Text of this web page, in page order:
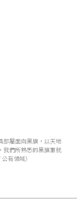
部屬面向黑旗，以天地
我們所熟悉的黑旗軍就
公有領域）